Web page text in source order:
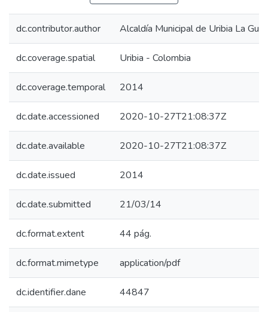
dc.contributor.author Alcaldía Municipal de Uribia La
dc.coverage.spatial Uribia - Colombia
dc.coverage.temporal 2014
dc.date.accessioned 2020-10-27T21:08:37Z
dc.date.available 2020-10-27T21:08:37Z
dc.date.issued 2014
dc.date.submitted 21/03/14
dc.format.extent 44 pág.
dc.format.mimetype application/pdf
dc.identifier.dane 44847